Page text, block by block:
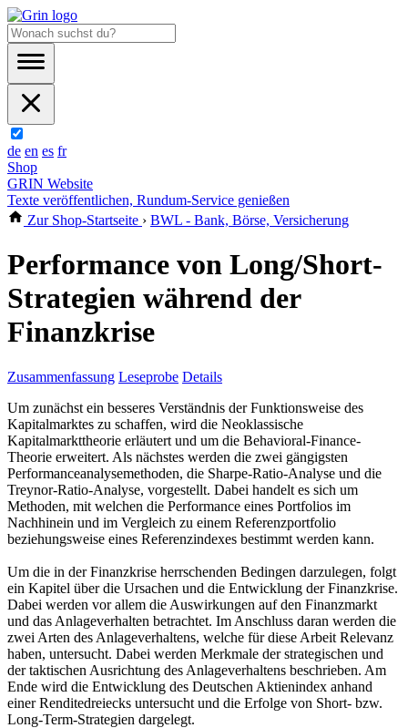
de en es fr
Shop
GRIN Website
Texte veröffentlichen, Rundum-Service genießen
Zur Shop-Startseite › BWL - Bank, Börse, Versicherung
Performance von Long/Short-
Strategien während der
Finanzkrise
Zusammenfassung Leseprobe Details
Um zunächst ein besseres Verständnis der Funktionsweise des
Kapitalmarktes zu schaffen, wird die Neoklassische
Kapitalmarkttheorie erläutert und um die Behavioral-Finance-
Theorie erweitert. Als nächstes werden die zwei gängigsten
Performanceanalysemethoden, die Sharpe-Ratio-Analyse und die
Treynor-Ratio-Analyse, vorgestellt. Dabei handelt es sich um
Methoden, mit welchen die Performance eines Portfolios im
Nachhinein und im Vergleich zu einem Referenzportfolio
beziehungsweise eines Referenzindexes bestimmt werden kann.
Um die in der Finanzkrise herrschenden Bedingen darzulegen, folgt
ein Kapitel über die Ursachen und die Entwicklung der Finanzkrise.
Dabei werden vor allem die Auswirkungen auf den Finanzmarkt
und das Anlageverhalten betrachtet. Im Anschluss daran werden die
zwei Arten des Anlageverhaltens, welche für diese Arbeit Relevanz
haben, untersucht. Dabei werden Merkmale der strategischen und
der taktischen Ausrichtung des Anlageverhaltens beschrieben. Am
Ende wird die Entwicklung des Deutschen Aktienindex anhand
einer Renditedreiecks untersucht und die Erfolge von Short- bzw.
Long-Term-Strategien dargelegt.